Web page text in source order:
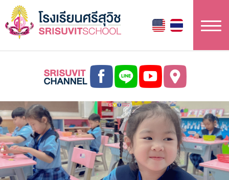
ยัง
เนื้อหา